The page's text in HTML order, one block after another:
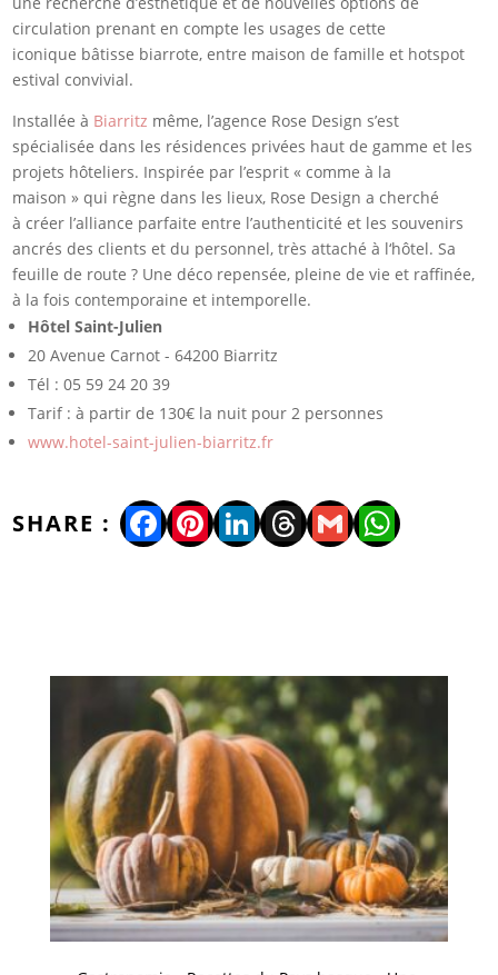
circulation prenant en compte les usages de cette
iconique bâtisse biarrote, entre maison de famille et hotspot
estival convivial.
Installée à Biarritz même, l’agence Rose Design s’est
spécialisée dans les résidences privées haut de gamme et les
projets hôteliers. Inspirée par l’esprit « comme à la
maison » qui règne dans les lieux, Rose Design a cherché
à créer l’alliance parfaite entre l’authenticité et les souvenirs
ancrés des clients et du personnel, très attaché à l‘hôtel. Sa
feuille de route ? Une déco repensée, pleine de vie et raffinée,
à la fois contemporaine et intemporelle.
Hôtel Saint-Julien
20 Avenue Carnot - 64200 Biarritz
Tél : 05 59 24 20 39
Tarif : à partir de 130€ la nuit pour 2 personnes
www.hotel-saint-julien-biarritz.fr
Facebook
Pinterest
LinkedIn
Threads
Gmail